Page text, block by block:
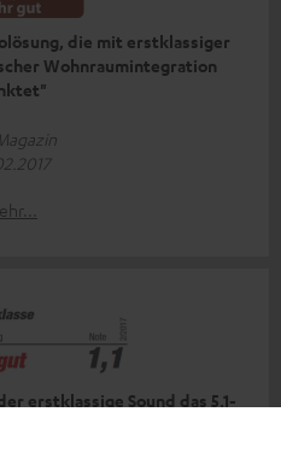
die mit erstklassiger
Wohnraumintegration
erstklassige Sound das 5.1-
Highlight"